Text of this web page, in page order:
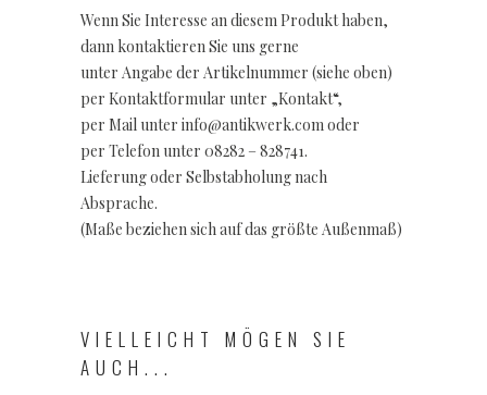
Wenn Sie Interesse an diesem Produkt haben,
dann kontaktieren Sie uns gerne
unter Angabe der Artikelnummer (siehe oben)
per Kontaktformular unter „Kontakt“,
per Mail unter info@antikwerk.com oder
per Telefon unter 08282 – 828741.
Lieferung oder Selbstabholung nach
Absprache.
(Maße beziehen sich auf das größte Außenmaß)
VIELLEICHT MÖGEN SIE
AUCH...